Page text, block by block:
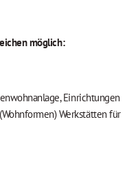
möglich:
Einrichtungen
Werkstätten für